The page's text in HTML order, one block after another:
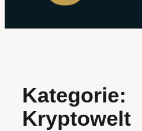
Kategorie:
Kryptowelt